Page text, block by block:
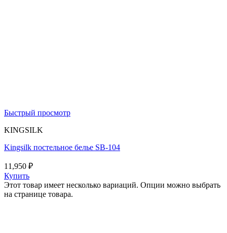
Быстрый просмотр
KINGSILK
Kingsilk постельное белье SB-104
11,950 ₽
Купить
Этот товар имеет несколько вариаций. Опции можно выбрать
на странице товара.